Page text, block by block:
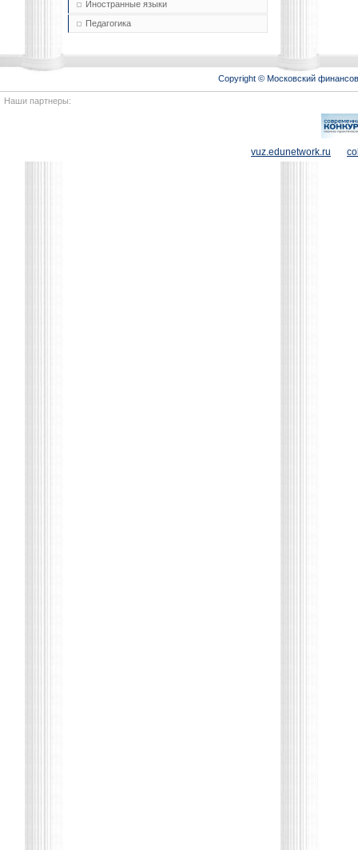
Иностранные языки
Педагогика
Copyright © Московский
Наши партнеры:
vuz.edunetwork.ru